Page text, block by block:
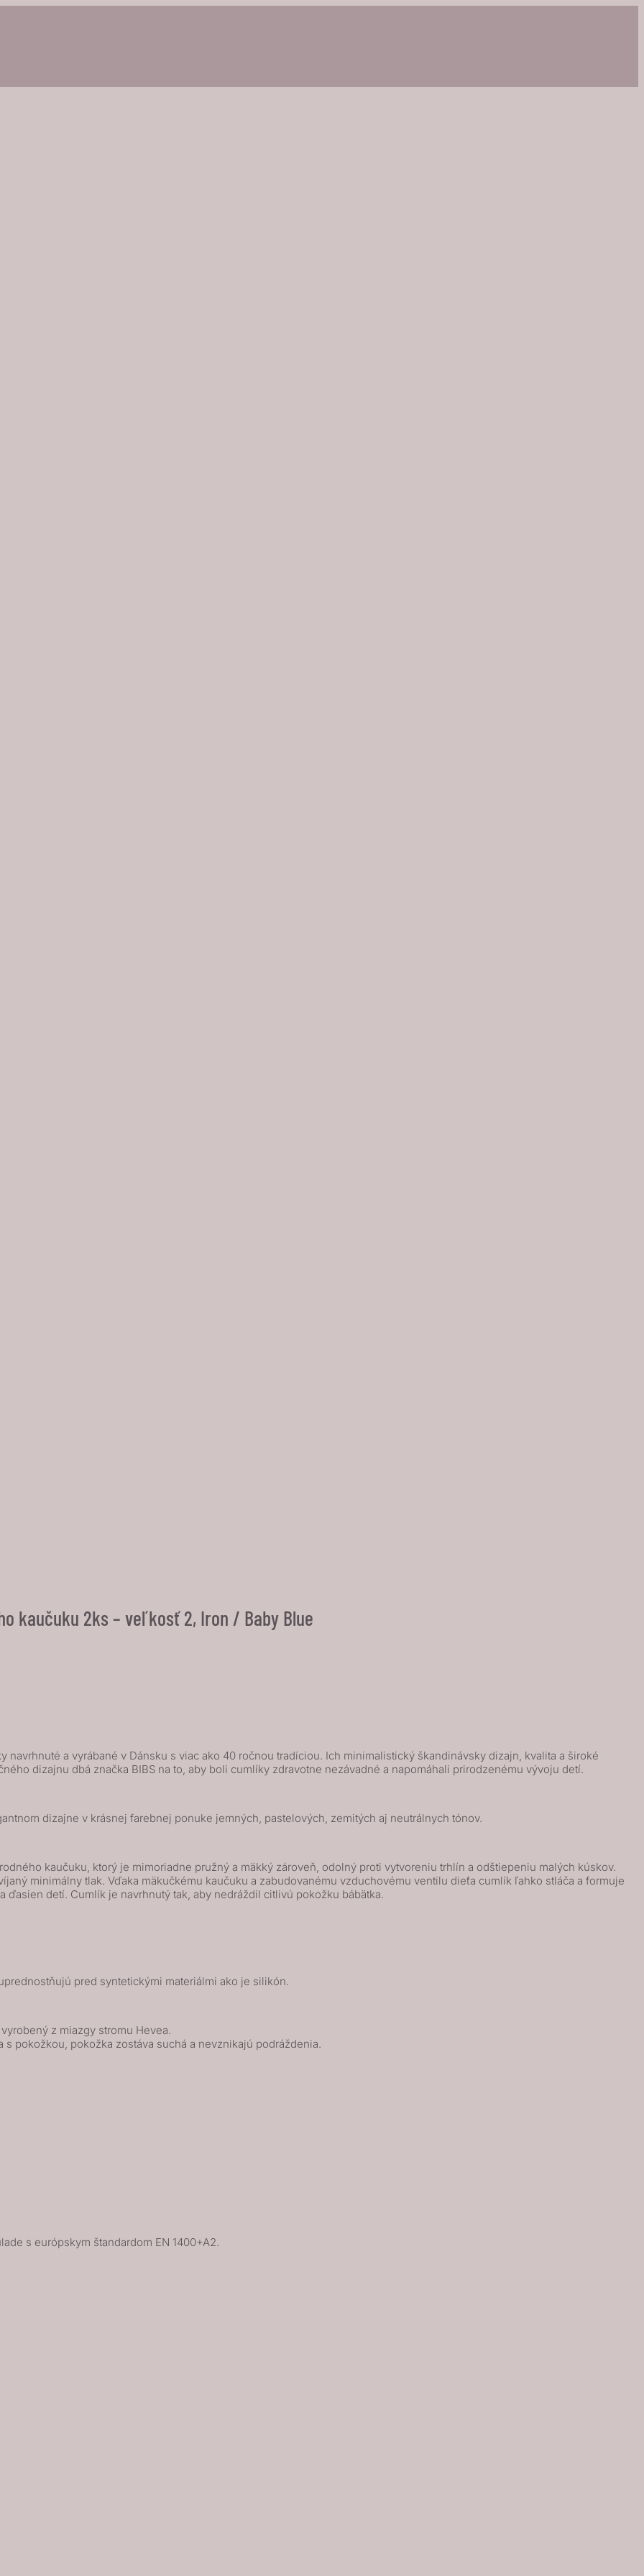
kaučuku 2ks – veľkosť 2, Iron / Baby Blue
navrhnuté a vyrábané v Dánsku s viac ako 40 ročnou tradíciou. Ich minimalistický škandinávsky dizajn, kvalita a široké
dizajnu dbá značka BIBS na to, aby boli cumlíky zdravotne nezávadné a napomáhali prirodzenému vývoju detí.
dizajne v krásnej farebnej ponuke jemných, pastelových, zemitých aj neutrálnych tónov.
kaučuku, ktorý je mimoriadne pružný a mäkký zároveň, odolný proti vytvoreniu trhlín a odštiepeniu malých kúskov.
minimálny tlak. Vďaka mäkučkému kaučuku a zabudovanému vzduchovému ventilu dieťa cumlík ľahko stláča a formuje
detí. Cumlík je navrhnutý tak, aby nedráždil citlivú pokožku bábätka.
pred syntetickými materiálmi ako je silikón.
z miazgy stromu Hevea.
pokožkou, pokožka zostáva suchá a nevznikajú podráždenia.
s európskym štandardom EN 1400+A2.